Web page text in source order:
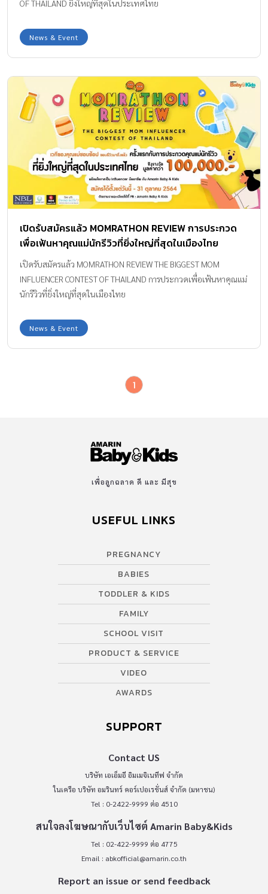
OF THAILAND ยิ่งใหญ่ที่สุดในประเทศไทย
News & Event
เปิดรับสมัครแล้ว MOMRATHON REVIEW การประกวด
เพื่อเฟ้นหาคุณแม่นักรีวิวที่ยิ่งใหญ่ที่สุดในเมืองไทย
เปิดรับสมัครแล้ว MOMRATHON REVIEW THE BIGGEST MOM
INFLUENCER CONTEST OF THAILAND การประกวดเพื่อเฟ้นหาคุณแม่
นักรีวิวที่ยิ่งใหญ่ที่สุดในเมืองไทย
News & Event
1
เพื่อลูกฉลาด ดี และ มีสุข
USEFUL LINKS
PREGNANCY
BABIES
TODDLER & KIDS
FAMILY
SCHOOL VISIT
PRODUCT & SERVICE
VIDEO
AWARDS
SUPPORT
Contact US
บริษัท เอเอ็มอี อิมเมจิเนทีฟ จำกัด
ในเครือ บริษัท อมรินทร์ คอร์เปอเรชั่นส์ จำกัด (มหาชน)
Tel : 0-2422-9999 ต่อ 4510
สนใจลงโฆษณากับเว็บไซต์ Amarin Baby&Kids
Tel : 02-422-9999 ต่อ 4775
Email : abkofficial@amarin.co.th
Report an issue or send feedback